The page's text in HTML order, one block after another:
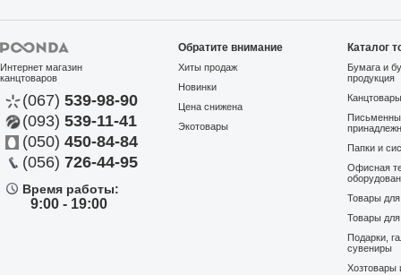
Интернет магазин
канцтоваров
(067) 539-98-90
(093) 539-11-41
(050) 450-84-84
(056) 726-44-95
Время работы:
9:00 - 19:00
Обратите внимание
Хиты продаж
Новинки
Цена снижена
Экотовары
Каталог
Бумага и
продукция
Папки и
Офисная
Товары
Товары
Подарки,
сувениры
Хозтовары